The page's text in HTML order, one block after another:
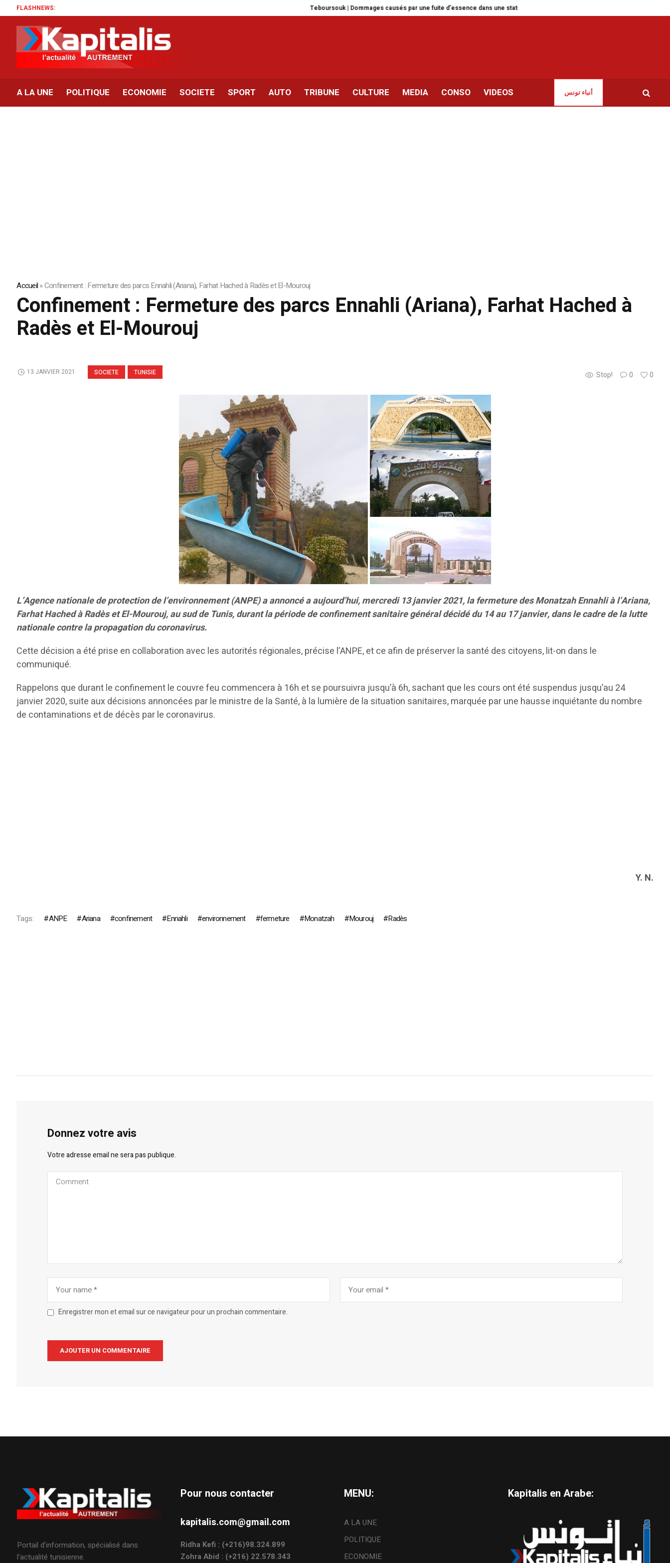
FLASHNEWS: Teboursouk | Dommages causés par une fuite d’essence dans une station-service Shell
A LA UNE POLITIQUE ECONOMIE SOCIETE SPORT AUTO TRIBUNE CULTURE MEDIA CONSO VIDEOS أنباء تونس
Accueil»Confinement : Fermeture des parcs Ennahli (Ariana), Farhat Hached à Radès et El-Mourouj
Confinement : Fermeture des parcs Ennahli (Ariana), Farhat Hached à
Radès et El-Mourouj
SOCIETE TUNISIE Stop! 0 0
13 JANVIER 2021
L’Agence nationale de protection de l’environnement (ANPE) a annoncé a aujourd’hui, mercredi 13 janvier 2021, la fermeture des Monatzah Ennahli à l’Ariana,
Farhat Hached à Radès et El-Mourouj, au sud de Tunis, durant la période de confinement sanitaire général décidé du 14 au 17 janvier, dans le cadre de la lutte
nationale contre la propagation du coronavirus.
Cette décision a été prise en collaboration avec les autorités régionales, précise l’ANPE, et ce afin de préserver la santé des citoyens, lit-on dans le
communiqué.
Rappelons que durant le confinement le couvre feu commencera à 16h et se poursuivra jusqu’à 6h, sachant que les cours ont été suspendus jusqu’au 24
janvier 2020, suite aux décisions annoncées par le ministre de la Santé, à la lumière de la situation sanitaires, marquée par une hausse inquiétante du nombre
de contaminations et de décès par le coronavirus.
Y. N.
Tags: ANPE Ariana confinement Ennahli environnement fermeture Monatzah Mourouj Radès
Donnez votre avis
Votre adresse email ne sera pas publique.
Enregistrer mon et email sur ce navigateur pour un prochain commentaire.
Portail d’information, spécialisé dans
l’actualité tunisienne.
Pour nous contacter
kapitalis.com@gmail.com
Ridha Kefi : (+216)98.324.899
Zohra Abid : (+216) 22.578.343
MENU:
A LA UNE
POLITIQUE
ECONOMIE
Kapitalis en Arabe: